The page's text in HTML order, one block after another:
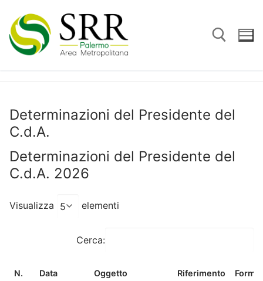
contenuto
Determinazioni del Presidente del
C.d.A.
Determinazioni del Presidente del
C.d.A. 2026
Visualizza elementi
Cerca:
N. Data Oggetto
Riferimento